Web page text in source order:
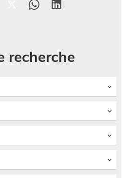
recherche